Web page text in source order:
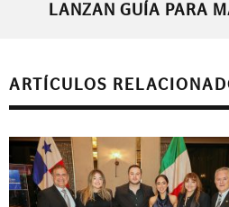
LANZAN GUÍA PARA
ARTÍCULOS